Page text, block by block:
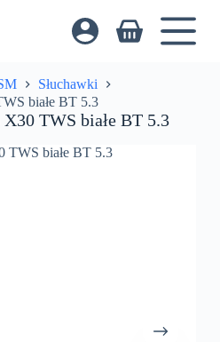
Koszyk
Słuchawki
białe BT 5.3
TWS białe BT 5.3